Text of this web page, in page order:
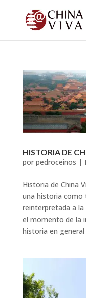
HISTORIA DE
por pedroceinos |
Historia de China
una historia como
reinterpretada a la
el momento de la
historia en general